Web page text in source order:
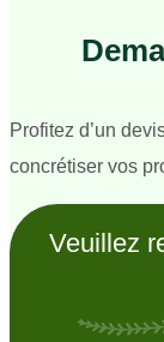
Profitez d’un
concrétiser vos
Veuillez